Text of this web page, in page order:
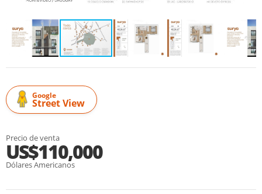
Google
Street View
Precio de venta
US$110,000
Dólares Americanos